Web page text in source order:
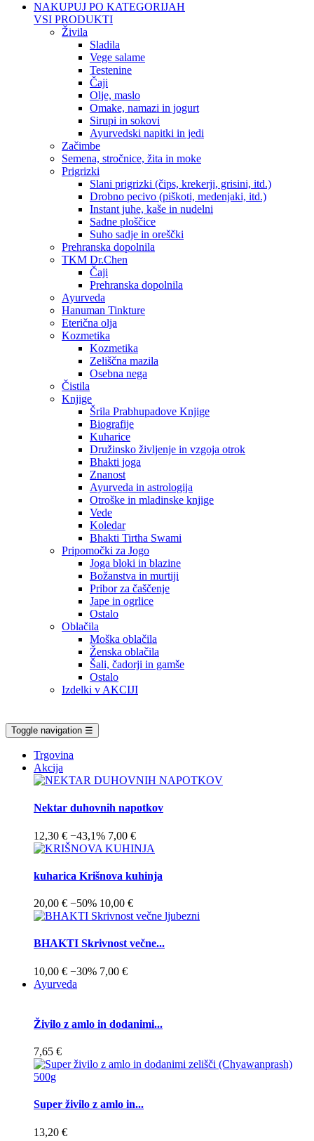
NAKUPUJ PO KATEGORIJAH
VSI PRODUKTI
Živila
Sladila
Vege salame
Testenine
Čaji
Olje, maslo
Omake, namazi in jogurt
Sirupi in sokovi
Ayurvedski napitki in jedi
Začimbe
Semena, stročnice, žita in moke
Prigrizki
Slani prigrizki (čips, krekerji, grisini, itd.)
Drobno pecivo (piškoti, medenjaki, itd.)
Instant juhe, kaše in nudelni
Sadne ploščice
Suho sadje in oreščki
Prehranska dopolnila
TKM Dr.Chen
Čaji
Prehranska dopolnila
Ayurveda
Hanuman Tinkture
Eterična olja
Kozmetika
Kozmetika
Zeliščna mazila
Osebna nega
Čistila
Knjige
Šrila Prabhupadove Knjige
Biografije
Kuharice
Družinsko življenje in vzgoja otrok
Bhakti joga
Znanost
Ayurveda in astrologija
Otroške in mladinske knjige
Vede
Koledar
Bhakti Tirtha Swami
Pripomočki za Jogo
Joga bloki in blazine
Božanstva in murtiji
Pribor za čaščenje
Jape in ogrlice
Ostalo
Oblačila
Moška oblačila
Ženska oblačila
Šali, čadorji in gamše
Ostalo
Izdelki v AKCIJI
Toggle navigation ☰
Trgovina
Akcija
Nektar duhovnih napotkov
12,30 € −43,1% 7,00 €
kuharica Krišnova kuhinja
20,00 € −50% 10,00 €
BHAKTI Skrivnost večne...
10,00 € −30% 7,00 €
Ayurveda
Živilo z amlo in dodanimi...
7,65 €
Super živilo z amlo in...
13,20 €